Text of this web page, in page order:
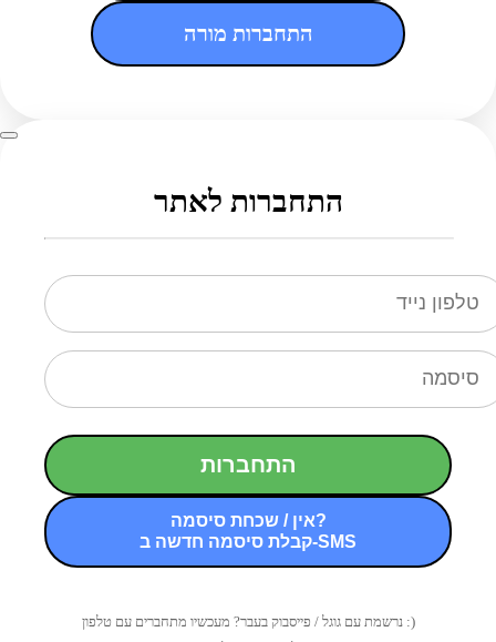
התחברות מורה
התחברות לאתר
התחברות
אין / שכחת סיסמה?
קבלת סיסמה חדשה ב-SMS
נרשמת עם גוגל / פייסבוק בעבר? מעכשיו מתחברים עם טלפון :)